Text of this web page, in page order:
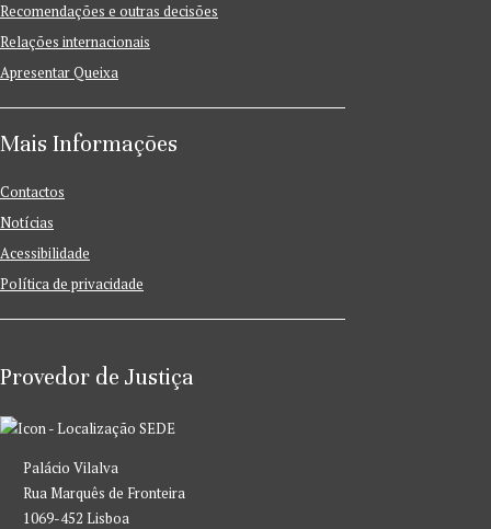
Recomendações e outras decisões
Relações internacionais
Apresentar Queixa
Mais Informações
Contactos
Notícias
Acessibilidade
Política de privacidade
Provedor de Justiça
SEDE
Palácio Vilalva
Rua Marquês de Fronteira
1069-452 Lisboa